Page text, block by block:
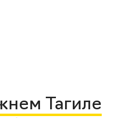
Тагиле